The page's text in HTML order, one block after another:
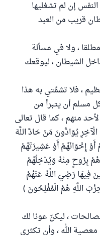
إن لم تشغليها
قريب من العبد
، ولا في مسألة
الشيطان ، ليوقعك
، فلا تشمِّتي به هذا
مسلم أن يتبرأ من
منهم ، كما قال تعالى
يُوَادُّونَ مَنْ حَادَّ اللَّهَ
أَوْ إِخْوَانَهُمْ أَوْ عَشِيرَتَهُمْ
بِرُوحٍ مِنْهُ وَيُدْخِلُهُمْ
فِيهَا رَضِيَ اللَّهُ عَنْهُمْ
اللَّهِ هُمُ الْمُفْلِحُونَ )
، ليكنّ عونا لك
الله ، وأن تكثري